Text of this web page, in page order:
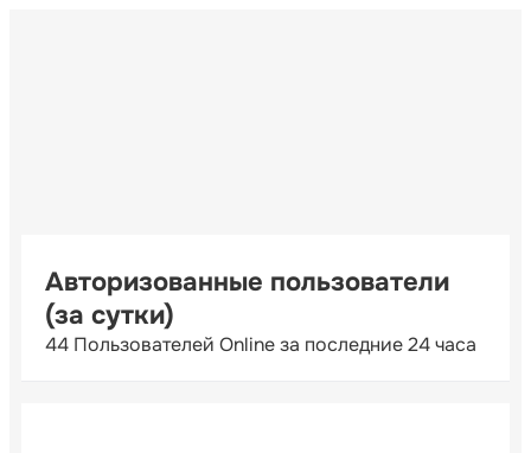
Авторизованные пользователи
(за сутки)
44 Пользователей Online за последние 24 часа